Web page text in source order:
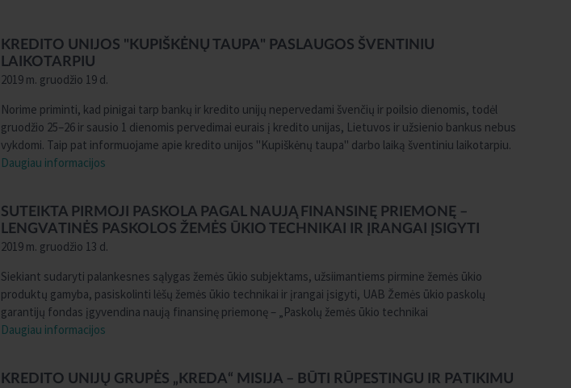
KREDITO UNIJOS "KUPIŠKĖNŲ TAUPA" PASLAUGOS ŠVENTINIU
LAIKOTARPIU
2019 m. gruodžio 19 d.
Norime priminti, kad pinigai tarp bankų ir kredito unijų nepervedami švenčių ir poilsio dienomis, todėl
gruodžio 25–26 ir sausio 1 dienomis pervedimai eurais į kredito unijas, Lietuvos ir užsienio bankus nebus
vykdomi. Taip pat informuojame apie kredito unijos "Kupiškėnų taupa" darbo laiką šventiniu laikotarpiu.
Daugiau informacijos
SUTEIKTA PIRMOJI PASKOLA PAGAL NAUJĄ FINANSINĘ PRIEMONĘ –
LENGVATINĖS PASKOLOS ŽEMĖS ŪKIO TECHNIKAI IR ĮRANGAI ĮSIGYTI
2019 m. gruodžio 13 d.
Siekiant sudaryti palankesnes sąlygas žemės ūkio subjektams, užsiimantiems pirmine žemės ūkio
produktų gamyba, pasiskolinti lėšų žemės ūkio technikai ir įrangai įsigyti, UAB Žemės ūkio paskolų
garantijų fondas įgyvendina naują finansinę priemonę – „Paskolų žemės ūkio technikai
Daugiau informacijos
KREDITO UNIJŲ GRUPĖS „KREDA“ MISIJA – BŪTI RŪPESTINGU IR PATIKIMU